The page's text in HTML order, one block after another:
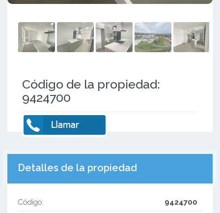
Código de la propiedad:
9424700
Detalles de la propiedad
Código:
9424700